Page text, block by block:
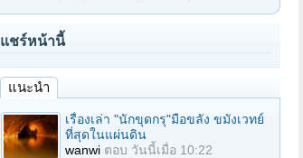
แชร์หน้านี้
แนะนำ
เรื่องเล่า "นักขุดกรุ"มือขลัง ขมังเวทย์
ที่สุดในแผ่นดิน
wanwi ตอบ วันนี้เมื่อ 10:22